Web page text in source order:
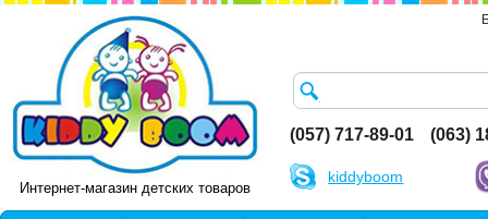
Интернет-магазин детских товаров
(057) 717-89-01 (063)
kiddyboom